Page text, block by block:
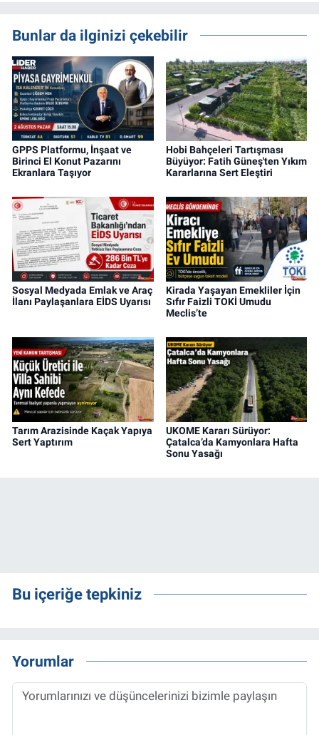
projeleri üzerine haber, analiz ve özel
dosyalar hazırlama konusunda yetkinim.
Bunlar da ilginizi çekebilir
GPPS Platformu, İnşaat ve
Birinci El Konut Pazarını
Ekranlara Taşıyor
Hobi Bahçeleri Tartışması
Büyüyor: Fatih Güneş'ten Yıkım
Kararlarına Sert Eleştiri
Sosyal Medyada Emlak ve Araç
İlanı Paylaşanlara EİDS Uyarısı
Kirada Yaşayan Emekliler İçin
Sıfır Faizli TOKİ Umudu
Meclis’te
Tarım Arazisinde Kaçak Yapıya
Sert Yaptırım
UKOME Kararı Sürüyor:
Çatalca’da Kamyonlara Hafta
Sonu Yasağı
Bu içeriğe tepkiniz
Yorumlar